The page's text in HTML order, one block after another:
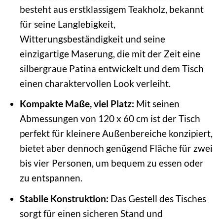
besteht aus erstklassigem Teakholz, bekannt
für seine Langlebigkeit,
Witterungsbeständigkeit und seine
einzigartige Maserung, die mit der Zeit eine
silbergraue Patina entwickelt und dem Tisch
einen charaktervollen Look verleiht.
Kompakte Maße, viel Platz: Mit seinen
Abmessungen von 120 x 60 cm ist der Tisch
perfekt für kleinere Außenbereiche konzipiert,
bietet aber dennoch genügend Fläche für zwei
bis vier Personen, um bequem zu essen oder
zu entspannen.
Stabile Konstruktion: Das Gestell des Tisches
sorgt für einen sicheren Stand und